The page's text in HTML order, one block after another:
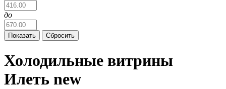
до
Холодильные витрины
Илеть new